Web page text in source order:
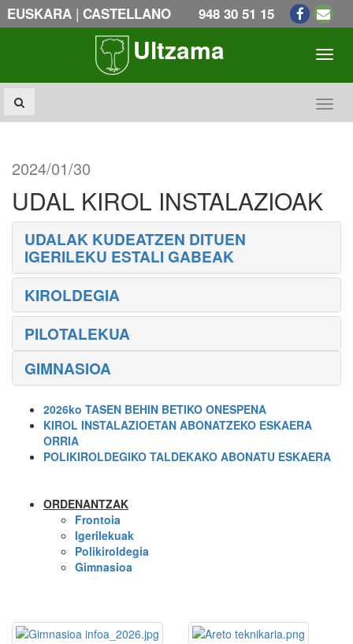
EUSKARA | CASTELLANO 948 30 51 15
Ultzama
2024/01/30
UDAL KIROL INSTALAZIOAK
UDALAK KUDEATZEN DITUEN
IGERILEKU ESTALI GABEAK
KIROLDEGIA
PILOTALEKUA
GIMNASIOA
2026ko TASEN BEHIN BETIKO ONESPENA
KIROL INSTALAZIOETAN ABONATZEKO ESKAERA
ORRIA
POLIKIROLDEGIKO TALDEKAKO ABONATU ESKAERA
ORDENANTZAK
Frontoia
Igerilekuak
Polikiroldegia
Gimnasioa